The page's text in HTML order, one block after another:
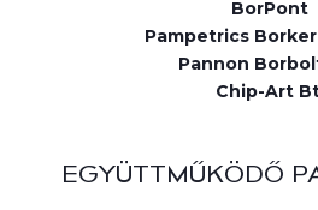
BorPont
Pampetrics
Pannon
Chip-Art
EGYÜTTMŰKÖDŐ